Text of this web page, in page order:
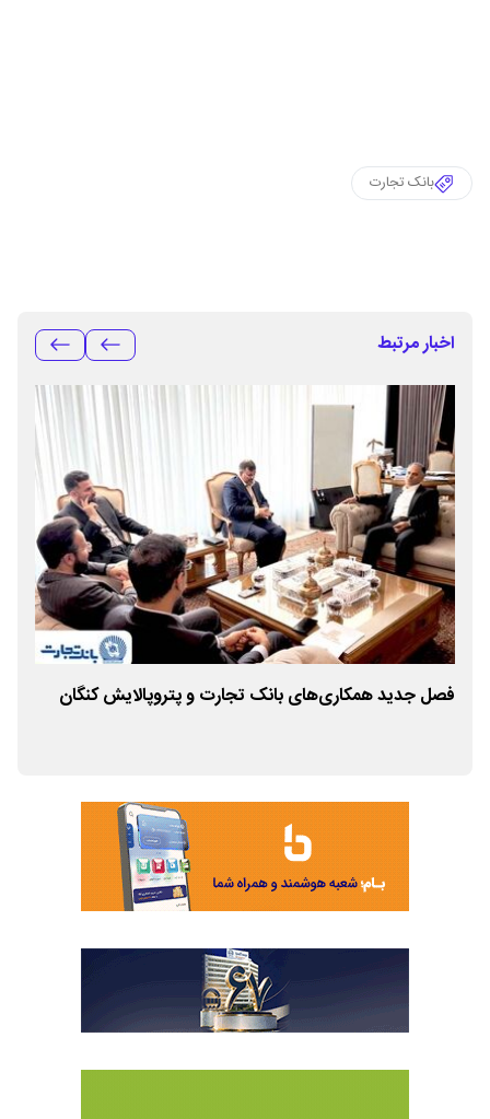
بانک تجارت
اخبار مرتبط
فصل جدید همکاری‌های بانک تجارت و پتروپالایش کنگان